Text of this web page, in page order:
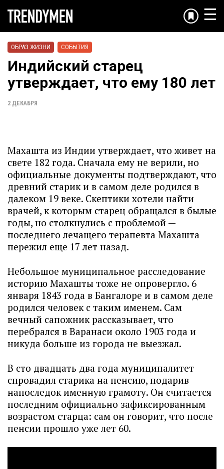
☰
ОБРАЗ ЖИЗНИ СОБЫТИЯ
Индийский старец
утверждает, что ему 180 лет
2 ДЕКАБРЯ
Махашта из Индии утверждает, что живет на
свете 182 года. Сначала ему не верили, но
официальные документы подтверждают, что
древний старик и в самом деле родился в
далеком 19 веке. Скептики хотели найти
врачей, к которым старец обращался в былые
годы, но столкнулись с проблемой —
последнего лечащего терапевта Махашта
пережил еще 17 лет назад.
Небольшое муниципальное расследование
историю Махашты тоже не опровергло. 6
января 1843 года в Бангалоре и в самом деле
родился человек с таким именем. Сам
вечный сапожник рассказывает, что
перебрался в Варанаси около 1903 года и
никуда больше из города не выезжал.
В сто двадцать два года муниципалитет
спровадил старика на пенсию, подарив
напоследок именную грамоту. Он считается
последним официально зафиксированным
возрастом старца: сам он говорит, что после
пенсии прошло уже лет 60.